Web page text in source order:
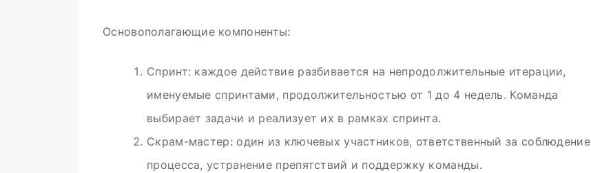
Основополагающие компоненты:
Спринт: каждое действие разбивается на непродолжительные итерации,
именуемые спринтами, продолжительностью от 1 до 4 недель. Команда
выбирает задачи и реализует их в рамках спринта.
Скрам-мастер: один из ключевых участников, ответственный за соблюдение
процесса, устранение препятствий и поддержку команды.